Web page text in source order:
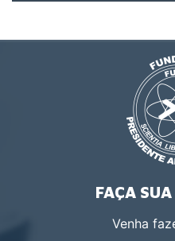
FAÇA
Venha